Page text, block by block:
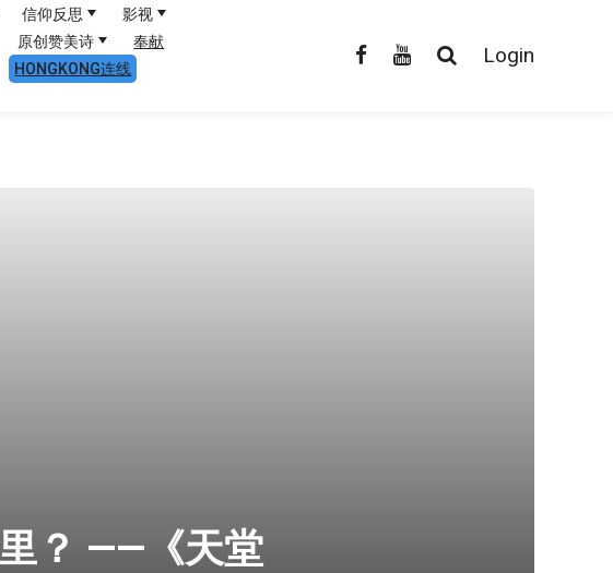
信仰反思
影视
原创赞美诗
奉献
HONGKONG连线
Login
？ ——《天堂